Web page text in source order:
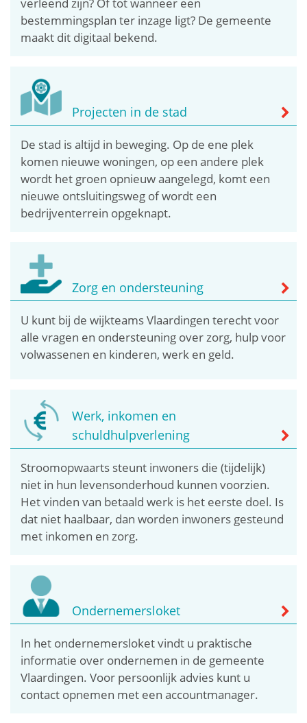
bestemmingsplan ter inzage ligt? De gemeente
maakt dit digitaal bekend.
Projecten in de stad
De stad is altijd in beweging. Op de ene plek
komen nieuwe woningen, op een andere plek
wordt het groen opnieuw aangelegd, komt een
nieuwe ontsluitingsweg of wordt een
bedrijventerrein opgeknapt.
Zorg en ondersteuning
U kunt bij de wijkteams Vlaardingen terecht voor
alle vragen en ondersteuning over zorg, hulp voor
volwassenen en kinderen, werk en geld.
Werk, inkomen en
schuldhulpverlening
Stroomopwaarts steunt inwoners die (tijdelijk)
niet in hun levensonderhoud kunnen voorzien.
Het vinden van betaald werk is het eerste doel. Is
dat niet haalbaar, dan worden inwoners gesteund
met inkomen en zorg.
Ondernemersloket
In het ondernemersloket vindt u praktische
informatie over ondernemen in de gemeente
Vlaardingen. Voor persoonlijk advies kunt u
contact opnemen met een accountmanager.